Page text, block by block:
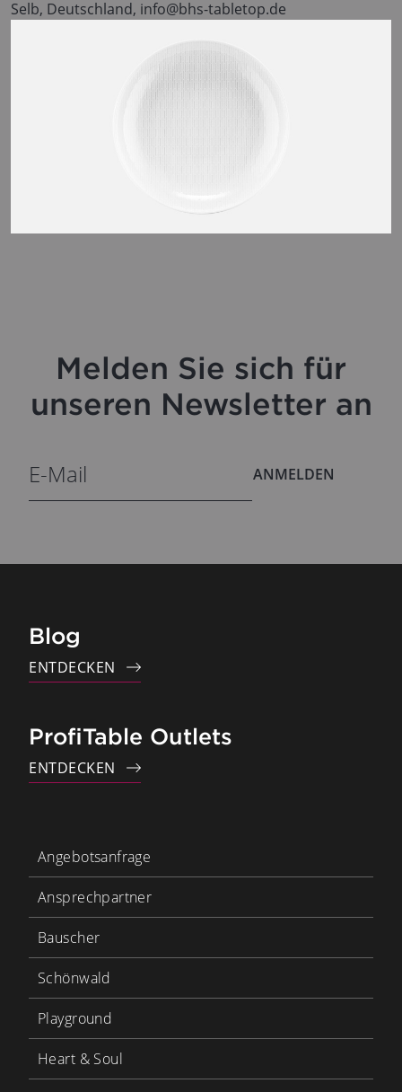
Selb, Deutschland, info@bhs-tabletop.de
Melden Sie sich für
unseren Newsletter an
ANMELDEN
Blog
ENTDECKEN
ProfiTable Outlets
ENTDECKEN
Angebotsanfrage
Ansprechpartner
Bauscher
Schönwald
Playground
Heart & Soul